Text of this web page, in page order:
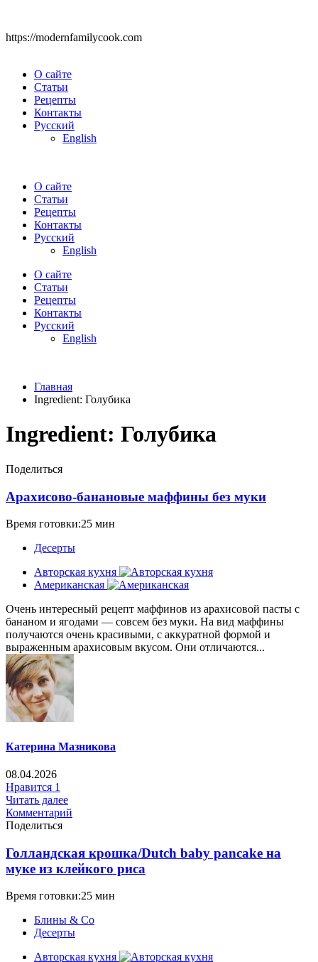
https://modernfamilycook.com
О сайте
Статьи
Рецепты
Контакты
Русский
English
О сайте
Статьи
Рецепты
Контакты
Русский
English
О сайте
Статьи
Рецепты
Контакты
Русский
English
Главная
Ingredient: Голубика
Ingredient: Голубика
Поделиться
Арахисово-банановые маффины без муки
Время готовки:25 мин
Десерты
Авторская кухня
Американская
Очень интересный рецепт маффинов из арахисовой пасты с
бананом и ягодами — совсем без муки. На вид маффины
получаются очень красивыми, с аккуратной формой и
выраженным арахисовым вкусом. Они отличаются...
Катерина Мазникова
08.04.2026
Нравится 1
Читать далее
Комментарий
Поделиться
Голландская крошка/Dutch baby pancake на
муке из клейкого риса
Время готовки:25 мин
Блины & Co
Десерты
Авторская кухня